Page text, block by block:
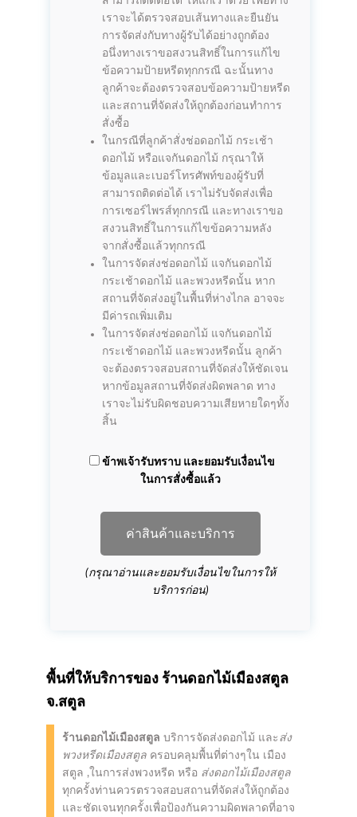
เราจะได้ตรวจสอบเส้นทางและยืนยัน
การจัดส่งกับทางผู้รับได้อย่างถูกต้อง
อนึ่งทางเราขอสงวนสิทธิ์ในการแก้ไข
ข้อความป้ายหรีดทุกกรณี ฉะนั้นทาง
ลูกค้าจะต้องตรวจสอบข้อความป้ายหรีด
และสถานที่จัดส่งให้ถูกต้องก่อนทำการ
สั่งซื้อ
ในกรณีที่ลูกค้าสั่งช่อดอกไม้ กระเช้า
ดอกไม้ หรือแจกันดอกไม้ กรุณาให้
ข้อมูลและเบอร์โทรศัพท์ของผู้รับที่
สามารถติดต่อได้ เราไม่รับจัดส่งเพื่อ
การเซอร์ไพรส์ทุกกรณี และทางเราขอ
สงวนสิทธิ์ในการแก้ไขข้อความหลัง
จากสั่งซื้อแล้วทุกกรณี
ในการจัดส่งช่อดอกไม้ แจกันดอกไม้
กระเช้าดอกไม้ และพวงหรีดนั้น หาก
สถานที่จัดส่งอยู่ในพื้นที่ห่างไกล อาจจะ
มีค่ารถเพิ่มเติม
ในการจัดส่งช่อดอกไม้ แจกันดอกไม้
กระเช้าดอกไม้ และพวงหรีดนั้น ลูกค้า
จะต้องตรวจสอบสถานที่จัดส่งให้ชัดเจน
หากข้อมูลสถานที่จัดส่งผิดพลาด ทาง
เราจะไม่รับผิดชอบความเสียหายใดๆทั้ง
สิ้น
ข้าพเจ้ารับทราบ และยอมรับเงื่อนไข
ในการสั่งซื้อแล้ว
ค่าสินค้าและบริการ
(กรุณาอ่านและยอมรับเงื่อนไขในการให้
บริการก่อน)
พื้นที่ให้บริการของ ร้านดอกไม้เมืองสตูล
จ.สตูล
ร้านดอกไม้เมืองสตูล บริการจัดส่งดอกไม้ และ ส่ง
พวงหรีดเมืองสตูล ครอบคลุมพื้นที่ต่างๆใน เมือง
สตูล ,ในการส่งพวงหรีด หรือ ส่งดอกไม้เมืองสตูล
ทุกครั้งท่านควรตรวจสอบสถานที่จัดส่งให้ถูกต้อง
และชัดเจนทุกครั้งเพื่อป้องกันความผิดพลาดที่อาจ